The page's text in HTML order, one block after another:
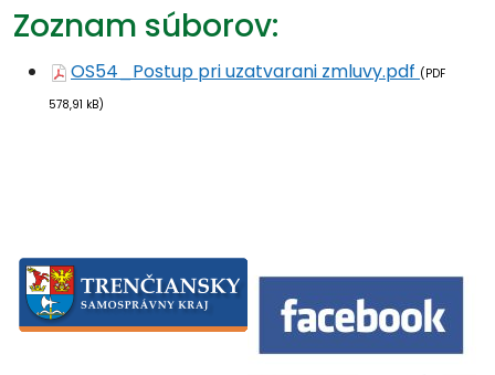
Zoznam súborov:
OS54_Postup pri uzatvarani zmluvy.pdf (PDF
578,91 kB)